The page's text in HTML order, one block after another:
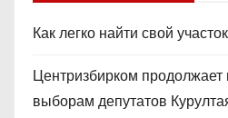
Как легко найти свой
Центризбирком продолжает
выборам депутатов